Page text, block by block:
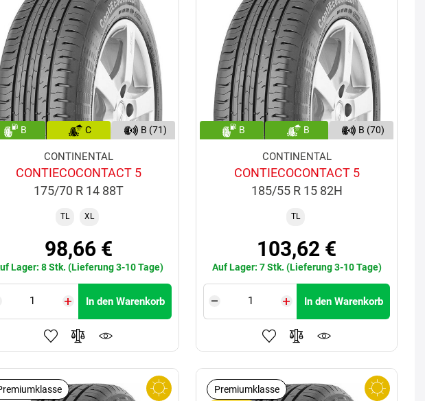
B C B (71)
CONTINENTAL
CONTIECOCONTACT 5
175/70 R 14 88T
TL XL
98,66 €
Lager: 8 Stk. (Lieferung 3-10 Tage)
In den Warenkorb
B B B (70)
CONTINENTAL
CONTIECOCONTACT 5
185/55 R 15 82H
TL
103,62 €
Auf Lager: 7 Stk. (Lieferung 3-10 Tage)
In den Warenkorb
Premiumklasse